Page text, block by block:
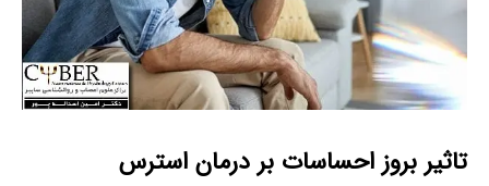
تاثیر بروز احساسات بر درمان استرس